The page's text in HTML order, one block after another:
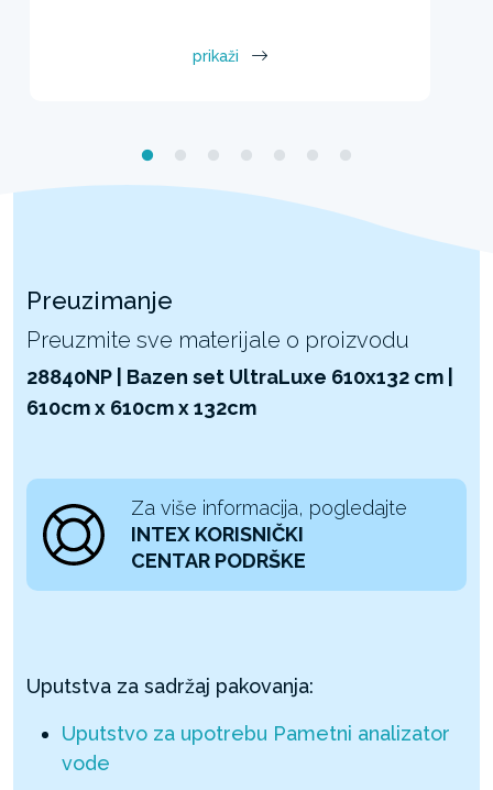
prikaži
Preuzimanje
Preuzmite sve materijale o proizvodu
28840NP | Bazen set UltraLuxe 610x132 cm |
610cm x 610cm x 132cm
Za više informacija, pogledajte
INTEX KORISNIČKI
CENTAR PODRŠKE
Uputstva za sadržaj pakovanja:
Uputstvo za upotrebu Pametni analizator
vode